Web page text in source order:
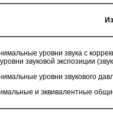
уровни звука с
звуковой экспозиции
уровни звукового
и эквивалентные